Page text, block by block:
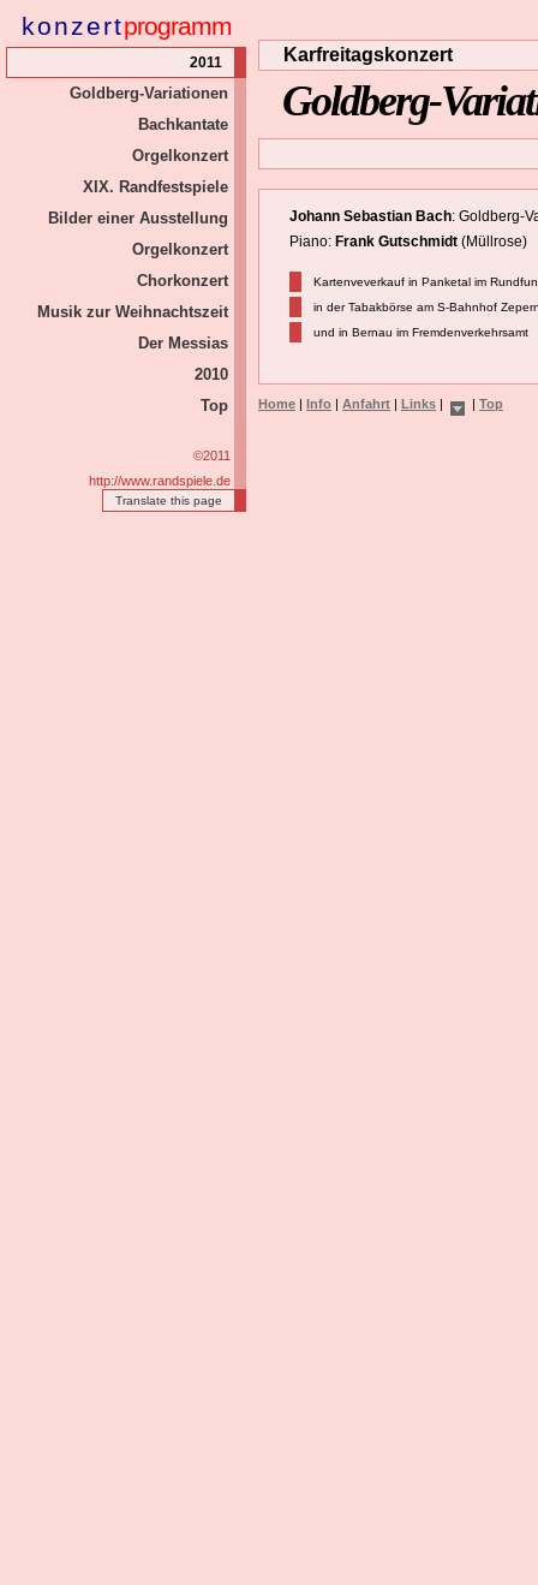
konzertprogramm
2011
Goldberg-Variationen
Bachkantate
Orgelkonzert
XIX. Randfestspiele
Bilder einer Ausstellung
Orgelkonzert
Chorkonzert
Musik zur Weihnachtszeit
Der Messias
2010
Top
©2011
http://www.randspiele.de
Translate this page
Karfreitagskonzert
Goldberg-
Johann Sebastian Bach: Goldberg-
Piano: Frank Gutschmidt (Müllrose)
Kartenveverkauf in Panketal im
in der Tabakbörse am S-Bahnhof
und in Bernau im Fremdenverkehrsamt
Home Info Anfahrt Links Top